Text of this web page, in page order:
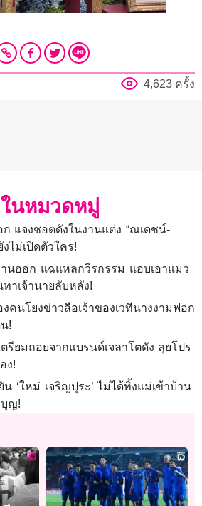
4,623 ครั้ง
นหมวดหมู่
ก แจงชอตดังในงานแต่ง “ณเดชน์-
ไม่เปิดตัวใคร!
านออก แฉแหลกวีรกรรม แอบเอาแมว
าเจ้านายลับหลัง!
คนโยงข่าวลือเจ้าของเวทีนางงามฟอก
!
รียมถอยจากแบรนด์เจลาโตดัง ลุยโปร
ง!
‘ใหม่ เจริญปุระ’ ไม่ได้ทิ้งแม่เข้าบ้าน
ญ!